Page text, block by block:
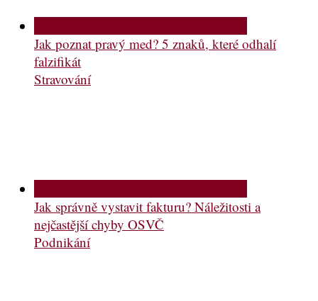
Jak poznat pravý med? 5 znaků, které odhalí
falzifikát
Stravování
Jak správně vystavit fakturu? Náležitosti a
nejčastější chyby OSVČ
Podnikání